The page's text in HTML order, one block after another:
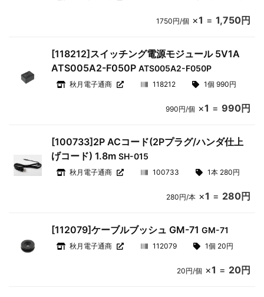
1750円/個 ×1 = 1,750円
[118212]スイッチング電源モジュール 5V1A
ATS005A2-F050PATS005A2-F050P
秋月電子通商 118212 1個 990円
990円/個 ×1 = 990円
[100733]2P ACコード(2Pプラグ/ハンダ仕上
げコード) 1.8mSH-015
秋月電子通商 100733 1本 280円
280円/本×1 = 280円
[112079]ケーブルブッシュ GM-71GM-71
秋月電子通商 112079 1個 20円
20円/個 ×1 = 20円